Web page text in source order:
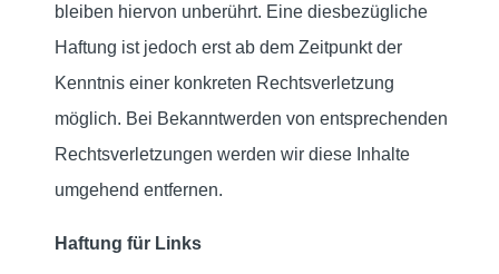
bleiben hiervon unberührt. Eine diesbezügliche
Haftung ist jedoch erst ab dem Zeitpunkt der
Kenntnis einer konkreten Rechtsverletzung
möglich. Bei Bekanntwerden von entsprechenden
Rechtsverletzungen werden wir diese Inhalte
umgehend entfernen.
Haftung für Links